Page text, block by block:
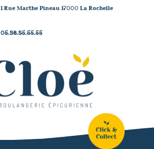
1 Rue Marthe Pineau 17000 La Rochelle
05.86.85.55.55